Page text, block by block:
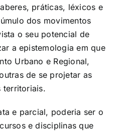
práticas, léxicos e
dos movimentos
o seu potencial de
a epistemologia em que
Urbano e Regional,
de se projetar as
territoriais.
e parcial, poderia ser o
e disciplinas que